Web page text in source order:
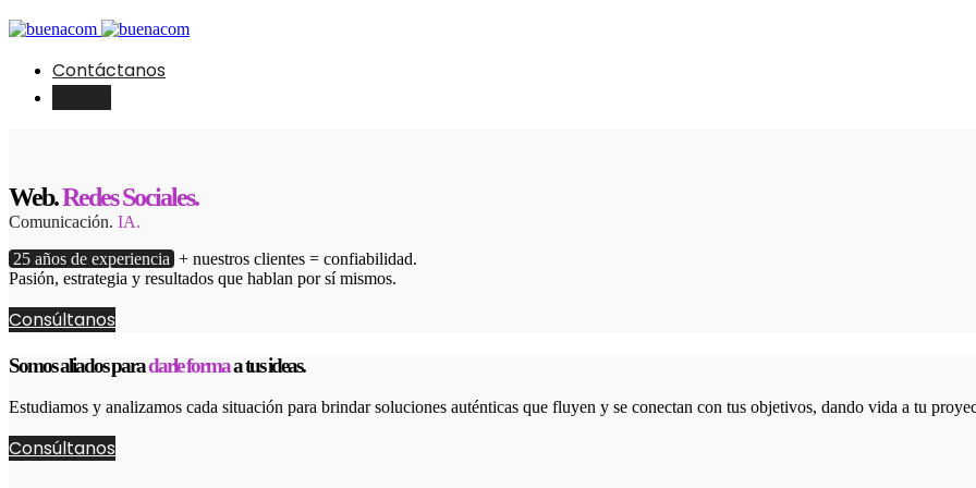
Contáctanos
Web.Redes Sociales.
Comunicación. IA.
25 años de experiencia + nuestros clientes = confiabilidad.
Pasión, estrategia y resultados que hablan por sí mismos.
Consúltanos
Somos aliados paradarle formaa tus ideas.
Estudiamos y analizamos cada situación para brindar soluciones auténticas que fluyen y se conectan con tus objetivos, dando vida a tu
Consúltanos